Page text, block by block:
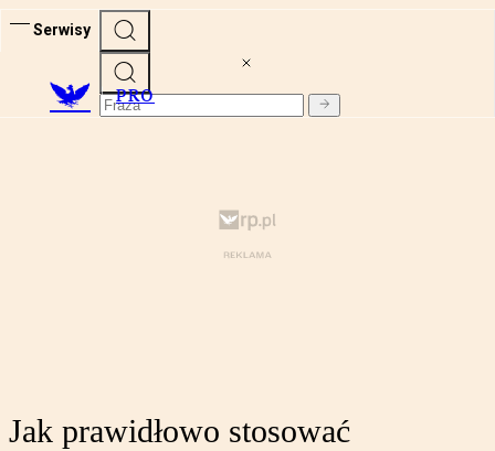
Serwisy
PRO
Jak prawidłowo stosować